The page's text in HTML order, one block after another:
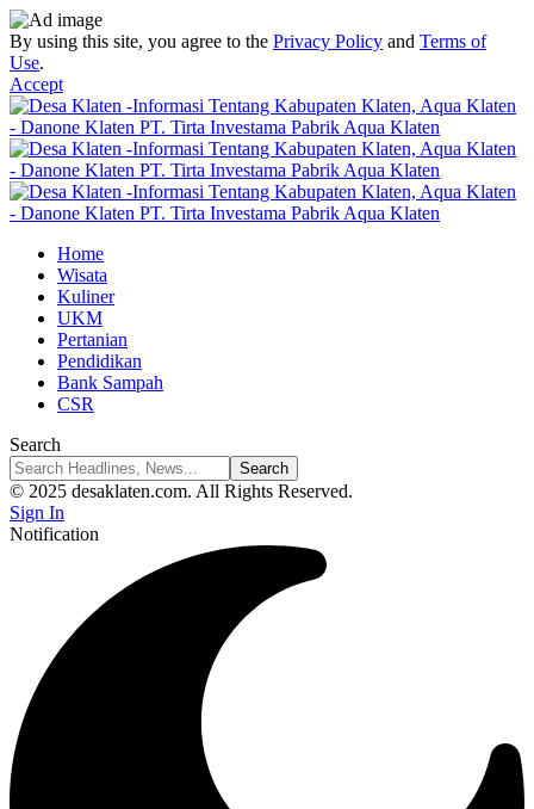
By using this site, you agree to the Privacy Policy and Terms of
Use.
Accept
Home
Wisata
Kuliner
UKM
Pertanian
Pendidikan
Bank Sampah
CSR
Search
© 2025 desaklaten.com. All Rights Reserved.
Sign In
Notification